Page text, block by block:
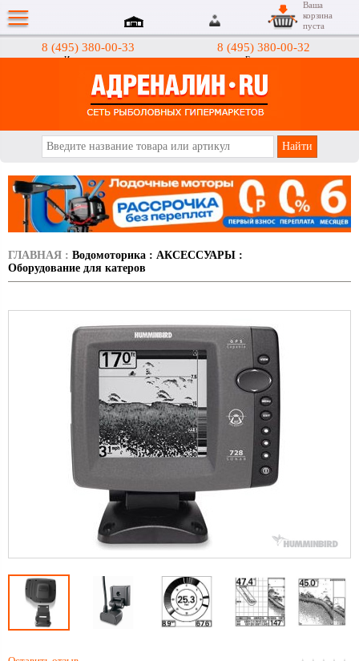
8 (495) 380-00-33
Интернет-магазин
8 (495) 380-00-32
Гипермаркеты
Ваша
корзина
пуста
ГЛАВНАЯ : Водомоторика : АКСЕССУАРЫ :
Оборудование для катеров